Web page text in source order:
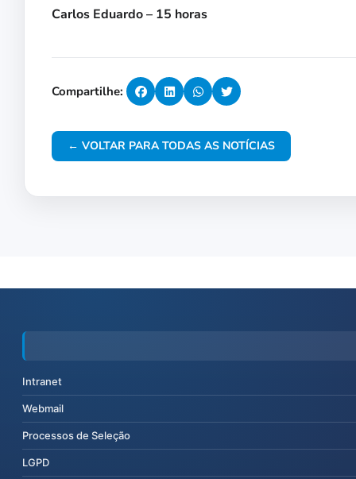
Carlos Eduardo – 15 horas
Compartilhe:
← VOLTAR PARA TODAS AS NOTÍCIAS
Intranet
Webmail
Processos de Seleção
LGPD